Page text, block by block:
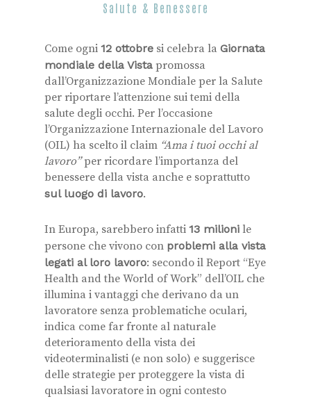
Salute & Benessere
Come ogni 12 ottobre si celebra la Giornata
mondiale della Vista promossa
dall’Organizzazione Mondiale per la Salute
per riportare l’attenzione sui temi della
salute degli occhi. Per l’occasione
l’Organizzazione Internazionale del Lavoro
(OIL) ha scelto il claim “Ama i tuoi occhi al
lavoro”per ricordare l’importanza del
benessere della vista anche e soprattutto
sul luogo di lavoro.
In Europa, sarebbero infatti 13 milioni le
persone che vivono con problemi alla vista
legati al loro lavoro: secondo il Report “Eye
Health and the World of Work” dell’OIL che
illumina i vantaggi che derivano da un
lavoratore senza problematiche oculari,
indica come far fronte al naturale
deterioramento della vista dei
videoterminalisti (e non solo) e suggerisce
delle strategie per proteggere la vista di
qualsiasi lavoratore in ogni contesto